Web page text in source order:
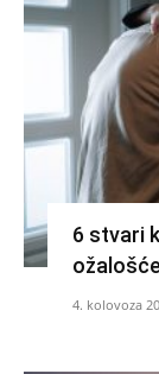
6 stvari
4. kolovoza